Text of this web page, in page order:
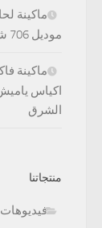
ماكينة
موديل 706 شركة نسر الشرق
ماكينة
الشرق
منتجاتنا